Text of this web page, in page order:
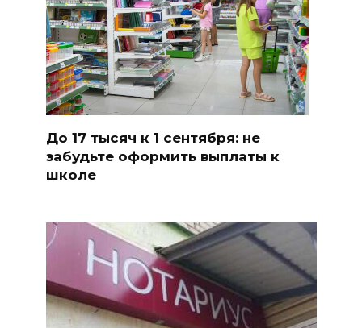
До 17 тысяч к 1 сентября: не
забудьте оформить выплаты к
школе